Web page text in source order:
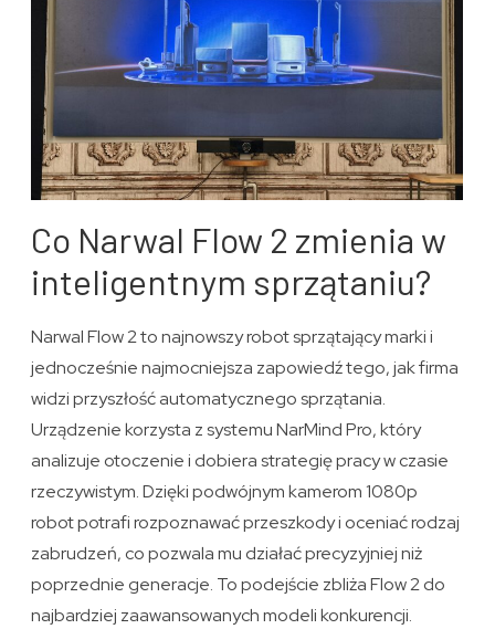
Co Narwal Flow 2 zmienia w
inteligentnym sprzątaniu?
Narwal Flow 2 to najnowszy robot sprzątający marki i
jednocześnie najmocniejsza zapowiedź tego, jak firma
widzi przyszłość automatycznego sprzątania.
Urządzenie korzysta z systemu NarMind Pro, który
analizuje otoczenie i dobiera strategię pracy w czasie
rzeczywistym. Dzięki podwójnym kamerom 1080p
robot potrafi rozpoznawać przeszkody i oceniać rodzaj
zabrudzeń, co pozwala mu działać precyzyjniej niż
poprzednie generacje. To podejście zbliża Flow 2 do
najbardziej zaawansowanych modeli konkurencji.